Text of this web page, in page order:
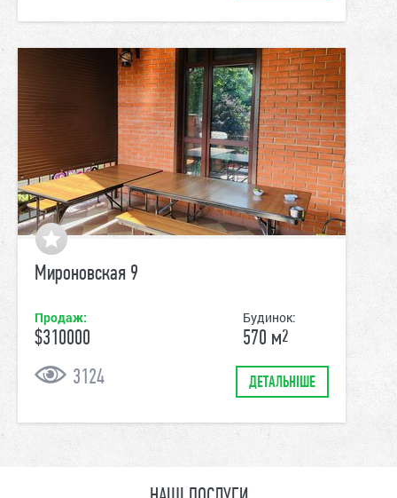
Мироновская 9
Продаж:
$310000
Будинок:
570 м2
3124 ДЕТАЛЬНІШЕ